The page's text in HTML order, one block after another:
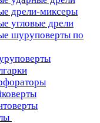
дрели-миксеры
угловые дрели
шуруповерты по